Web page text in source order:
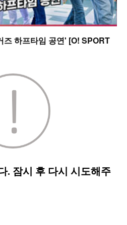
하프타임 공연' [O! SPORT